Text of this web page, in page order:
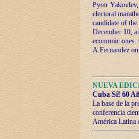
Pyotr
electoral
candidate of
December 10,
economic
A.Fernandez
NUEVA
Cuba Sí! 60
La base de la
conferencia
América Latina